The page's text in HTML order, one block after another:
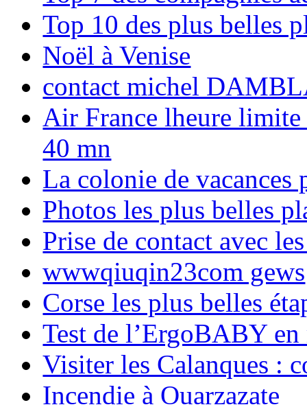
Top 10 des plus belles
Noël à Venise
contact michel
Air France lheure limite
40 mn
La colonie de vacances
Photos les plus belles
Prise de contact avec
wwwqiuqin23com gews
Corse les plus belles
Test de l’ErgoBABY en
Visiter les Calanques :
Incendie à Ouarzazate